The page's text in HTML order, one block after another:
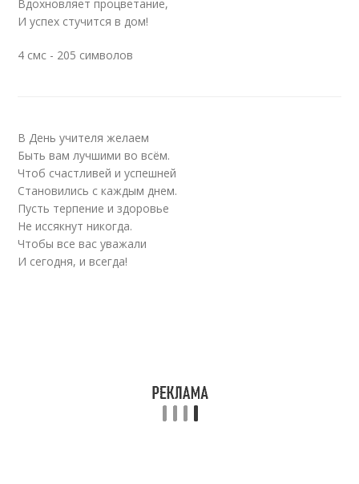
Вдохновляет процветание,
И успех стучится в дом!
4 смс - 205 символов
В День учителя желаем
Быть вам лучшими во всём.
Чтоб счастливей и успешней
Становились с каждым днем.
Пусть терпение и здоровье
Не иссякнут никогда.
Чтобы все вас уважали
И сегодня, и всегда!